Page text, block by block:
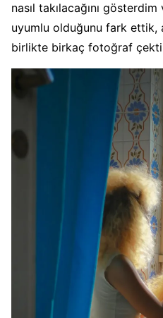
nasıl takılacağını
uyumlu olduğunu fark ettik,
birlikte birkaç fotoğraf